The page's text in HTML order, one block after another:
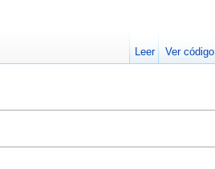
Leer Ver código